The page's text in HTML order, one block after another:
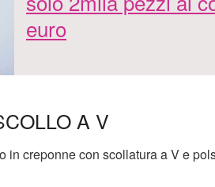
euro
A V
in creponne con scollatura a V e